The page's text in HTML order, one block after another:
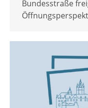
Bundesstraße